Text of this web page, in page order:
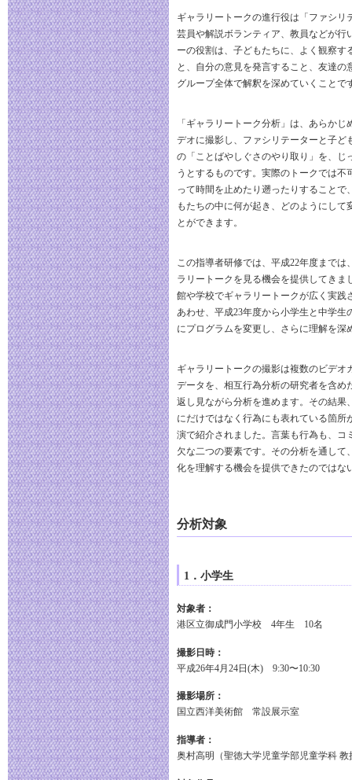
ギャラリートークの進行役は「ファシリ
芸員や解説ボランティア、教員などが行
ーの役割は、子どもたちに、よく観察す
と、自分の意見を発言すること、友達の
グループ全体で解釈を深めていくことで
「ギャラリートーク分析」は、あらか
デオに撮影し、ファシリテーターと子ど
の「ことばやしぐさのやり取り」を、じ
うとするものです。実際のトークでは不
って時間を止めたり遡ったりすることで
もたちの中に何が起き、どのようにして
とができます。
この指導者研修では、平成22年度までは
ラリートークを見る機会を提供してきま
館や学校でギャラリートークが広く実践
あわせ、平成23年度から小学生と中学生
にプログラムを変更し、さらに理解を深
ギャラリートークの撮影は複数のビデオ
データを、相互行為分析の研究者を含め
返し見ながら分析を進めます。その結果
にだけではなく行為にも表れている箇所
演で紹介されました。言葉も行為も、コ
欠な二つの要素です。その分析を通して
化を理解する機会を提供できたのではな
分析対象
1．小学生
対象者：
港区立御成門小学校 4年生 10名
撮影日時：
平成26年4月24日(木) 9:30〜10:30
撮影場所：
国立西洋美術館 常設展示室
指導者：
奥村高明（聖徳大学児童学部児童学科 教